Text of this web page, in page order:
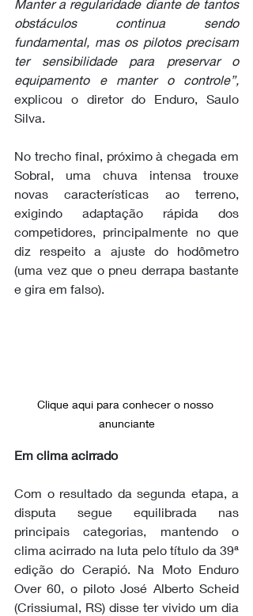
Manter a regularidade diante de tantos
obstáculos continua sendo
fundamental, mas os pilotos precisam
ter sensibilidade para preservar o
equipamento e manter o controle”,
explicou o diretor do Enduro, Saulo
Silva.
No trecho final, próximo à chegada em
Sobral, uma chuva intensa trouxe
novas características ao terreno,
exigindo adaptação rápida dos
competidores, principalmente no que
diz respeito a ajuste do hodômetro
(uma vez que o pneu derrapa bastante
e gira em falso).
Clique aqui para conhecer o nosso
anunciante
Em clima acirrado
Com o resultado da segunda etapa, a
disputa segue equilibrada nas
principais categorias, mantendo o
clima acirrado na luta pelo título da 39ª
edição do Cerapió. Na Moto Enduro
Over 60, o piloto José Alberto Scheid
(Crissiumal, RS) disse ter vivido um dia